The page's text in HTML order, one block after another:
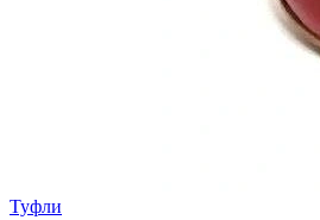
Туфли